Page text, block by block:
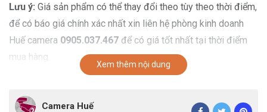
Lưu ý: Giá sản phẩm có thể thay đổi theo tùy theo thời điểm,
để có báo giá chính xác nhất xin liên hệ phòng kinh doanh
Huế camera 0905.037.467 để có giá tốt nhất tại thời điểm
mua hàng.
Xem thêm nội dung
Camera Huế